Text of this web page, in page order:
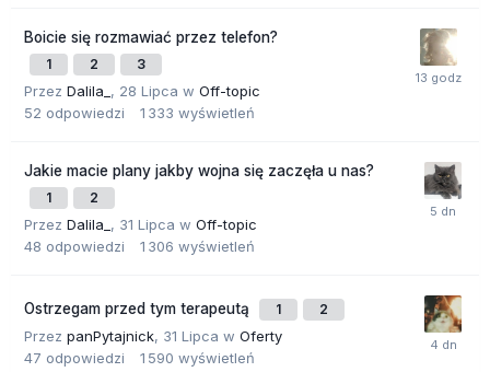
Boicie się rozmawiać przez telefon?
1 2 3
Przez Dalila_ , 28 Lipca w Off-topic
52 odpowiedzi 1 333 wyświetleń
Jakie macie plany jakby wojna się zaczęła u nas?
1 2
Przez Dalila_ , 31 Lipca w Off-topic
48 odpowiedzi 1 306 wyświetleń
Ostrzegam przed tym terapeutą 1 2
Przez panPytajnick, 31 Lipca w Oferty
47 odpowiedzi 1 590 wyświetleń